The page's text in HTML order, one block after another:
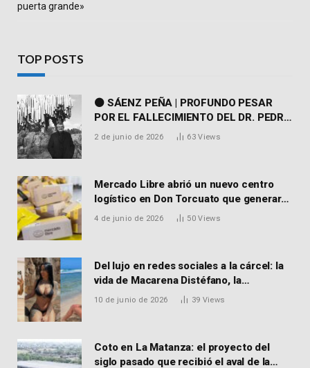
puerta grande»
TOP POSTS
⚫ SÁENZ PEÑA | PROFUNDO PESAR
POR EL FALLECIMIENTO DEL DR. PEDRO
MARTORELL
2 de junio de 2026 63Views
Mercado Libre abrió un nuevo centro
logístico en Don Torcuato que generará
900 empleos: cómo enviar el CV
4 de junio de 2026 50Views
Del lujo en redes sociales a la cárcel: la
vida de Macarena Distéfano, la
influencer de San Martín acusada de
10 de junio de 2026 39 Views
Coto en La Matanza: el proyecto del
siglo pasado que recibió el aval de la